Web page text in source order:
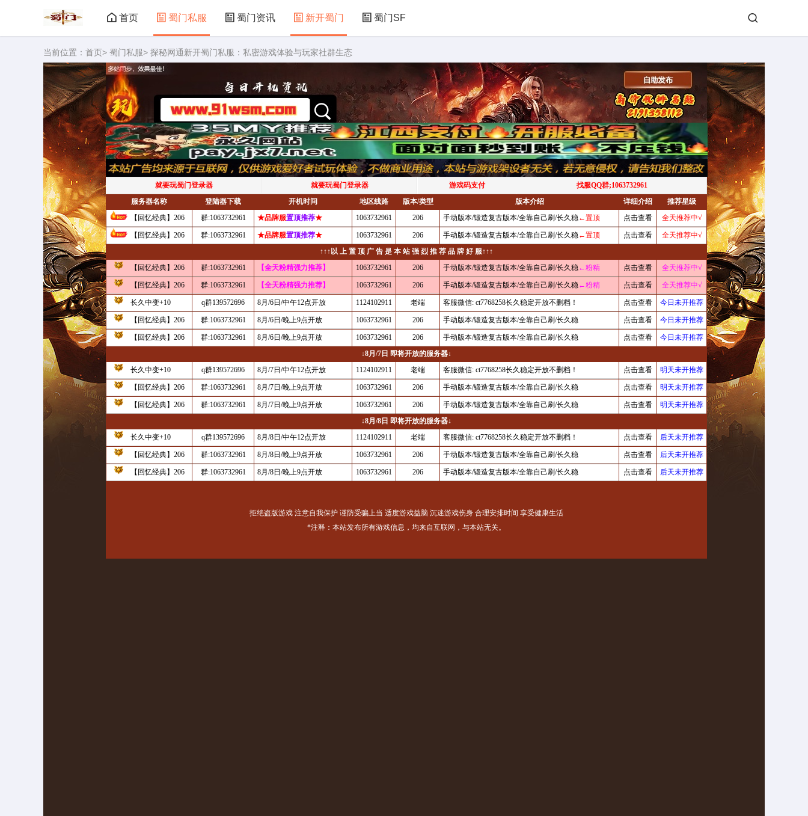
首页 蜀门私服 蜀门资讯 新开蜀门 蜀门SF
当前位置： 首页> 蜀门私服> 探秘网通新开蜀门私服：私密游戏体验与玩家社群生态